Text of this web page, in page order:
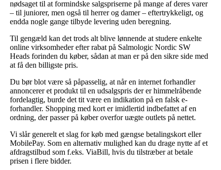
nødsaget til at formindske salgspriserne på mange af deres varer
– til juniorer, men også til herrer og damer – eftertrykkeligt, og
endda nogle gange tilbyde levering uden beregning.
Til gengæld kan det trods alt blive lønnende at studere enkelte
online virksomheder efter rabat på Salmologic Nordic SW
Heads forinden du køber, sådan at man er på den sikre side med
at få den billigste pris.
Du bør blot være så påpasselig, at når en internet forhandler
annoncerer et produkt til en udsalgspris der er himmelråbende
fordelagtig, burde det tit være en indikation på en falsk e-
forhandler. Shopping med kort er imidlertid indbefattet af en
ordning, der passer på køber overfor uægte outlets på nettet.
Vi slår generelt et slag for køb med gængse betalingskort eller
MobilePay. Som en alternativ mulighed kan du drage nytte af et
afdragstilbud som f.eks. ViaBill, hvis du tilstræber at betale
prisen i flere bidder.